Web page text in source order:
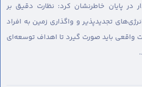
در پایان خاطرنشان کرد: نظارت دقیق بر
تجدیدپذیر و واگذاری زمین به افراد
واقعی باید صورت گیرد تا اهداف توسعه‌ای